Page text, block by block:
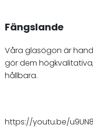
Fängslande
Våra glasögon är
gör dem
hållbara.
https://youtu.be/